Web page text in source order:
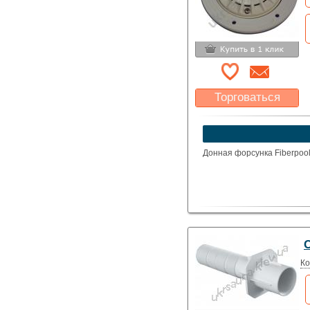
Торговаться
Какая цена Вас
устроит?
Указать цену
Донная форсунка Fiberpool